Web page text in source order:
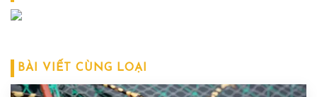
BÀI VIẾT CÙNG LOẠI